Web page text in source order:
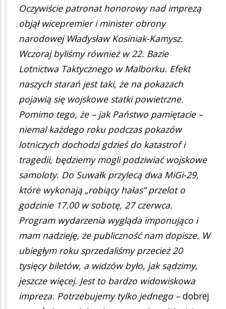
Oczywiście patronat honorowy nad imprezą
objął wicepremier i minister obrony
narodowej Władysław Kosiniak-Kamysz.
Wczoraj byliśmy również w 22. Bazie
Lotnictwa Taktycznego w Malborku. Efekt
naszych starań jest taki, że na pokazach
pojawią się wojskowe statki powietrzne.
Pomimo tego, że – jak Państwo pamiętacie –
niemal każdego roku podczas pokazów
lotniczych dochodzi gdzieś do katastrof i
tragedii, będziemy mogli podziwiać wojskowe
samoloty. Do Suwałk przylecą dwa MiGi-29,
które wykonają „robiący hałas” przelot o
godzinie 17.00 w sobotę, 27 czerwca.
Program wydarzenia wygląda imponująco i
mam nadzieję, że publiczność nam dopisze. W
ubiegłym roku sprzedaliśmy przecież 20
tysięcy biletów, a widzów było, jak sądzimy,
jeszcze więcej. Jest to bardzo widowiskowa
impreza. Potrzebujemy tylko jednego –dobrej